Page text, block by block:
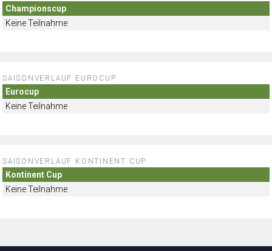
Championscup
Keine Teilnahme
SAISONVERLAUF EUROCUP
Eurocup
Keine Teilnahme
SAISONVERLAUF KONTINENT CUP
Kontinent Cup
Keine Teilnahme